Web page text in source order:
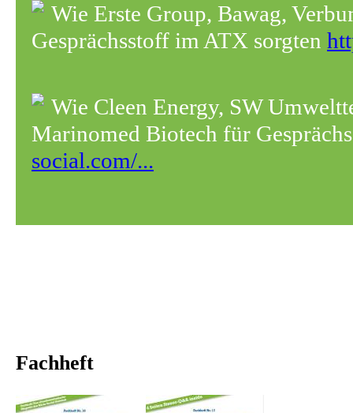
Wie Erste Group, Bawag,
Gesprächsstoff im ATX sorgten
Wie Cleen Energy, SW
Marinomed Biotech für
social.com/...
Fachheft